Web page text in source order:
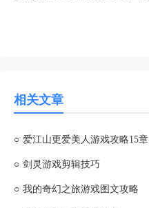
相关文章
○ 爱江山更爱美人游戏攻略15章
○ 剑灵游戏剪辑技巧
○ 我的奇幻之旅游戏图文攻略